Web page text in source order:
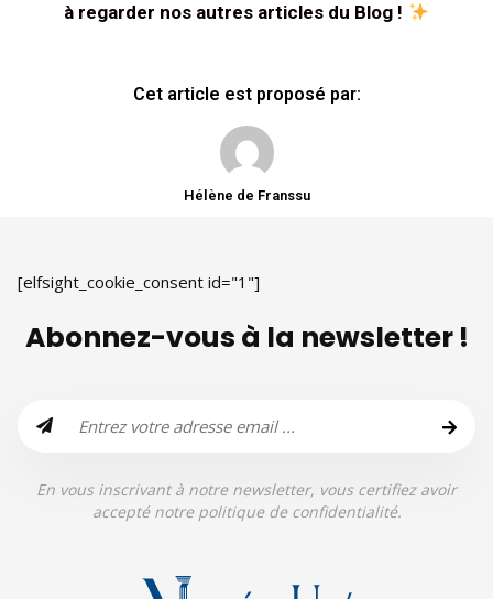
à regarder nos autres articles du Blog !
Cet article est proposé par:
Hélène de Franssu
[elfsight_cookie_consent id="1"]
Abonnez-vous à la newsletter !
En vous inscrivant à notre newsletter, vous certifiez avoir
accepté notre politique de confidentialité.